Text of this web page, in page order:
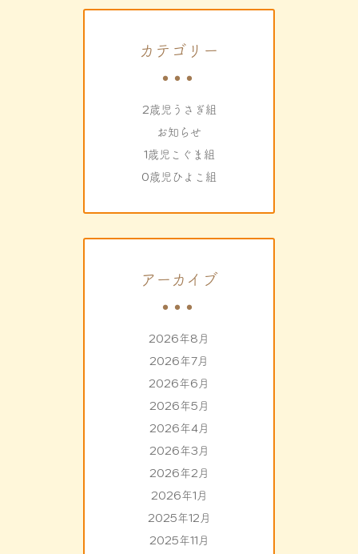
カテゴリー
2歳児うさぎ組
お知らせ
1歳児こぐま組
0歳児ひよこ組
アーカイブ
2026年8月
2026年7月
2026年6月
2026年5月
2026年4月
2026年3月
2026年2月
2026年1月
2025年12月
2025年11月